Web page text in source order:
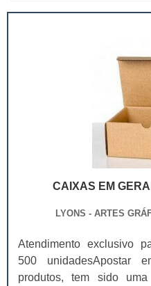
CAIXAS EM
LYONS - ARTES
Atendimento exclusivo
500 unidadesApostar
produtos, tem sido